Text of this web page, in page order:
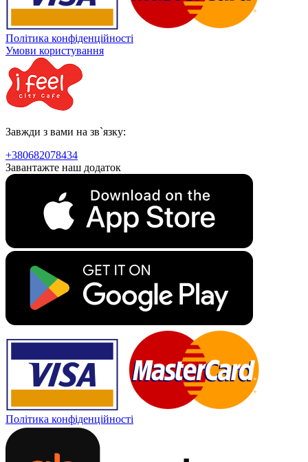
Політика конфіденційності
Умови користування
Завжди з вами на зв`язку:
+380682078434
Завантажте наш додаток
Політика конфіденційності